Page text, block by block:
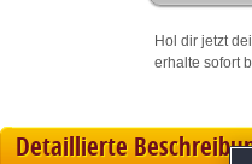
Hol dir jetzt
erhalte sofort
Detaillierte